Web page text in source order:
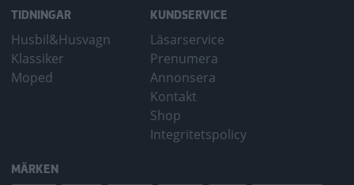
TIDNINGAR
Husbil&Husvagn
Klassiker
Moped
KUNDSERVICE
Läsarservice
Prenumera
Annonsera
Kontakt
Shop
Integritetspolicy
MÄRKEN